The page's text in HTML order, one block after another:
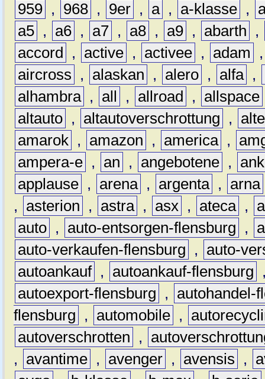
959 , 968 , 9er , a , a-klasse ,
a5 , a6 , a7 , a8 , a9 , abarth
,
accord
, active , activee , adam
aircross
, alaskan , alero , alfa ,
alhambra , all , allroad , allspace
altauto , altautoverschrottung ,
amarok , amazon , america ,
ampera-e , an , angebotene ,
applause , arena , argenta , arna
,
asterion , astra , asx , ateca ,
auto , auto-entsorgen-flensburg ,
auto-verkaufen-flensburg
,
auto-
autoankauf , autoankauf-flensburg
autoexport-flensburg
,
autohandel-
flensburg
, automobile ,
autoverschrotten
,
,
avantime , avenger , avensis ,